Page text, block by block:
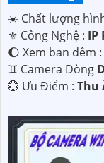
☀️ Chất lượng
⚜️ Công Nghệ : IP
🌔 Xem ban đêm :
♊ Camera Dòng
️💮 Ưu Điểm : Thu